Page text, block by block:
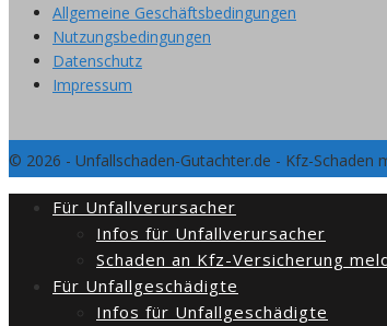
Allgemeine Geschäftsbedingungen
Nutzungsbedingungen
Datenschutz
Impressum
© 2026 - Unfallschaden-Gutachter.de - Kfz-Schaden
Für Unfallverursacher
Infos für Unfallverursacher
Schaden an Kfz-Versicherung
Für Unfallgeschädigte
Infos für Unfallgeschädigte